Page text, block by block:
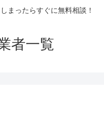
まったらすぐに無料相談！
者一覧